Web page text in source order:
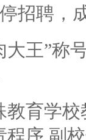
招聘，
大王”称
教育学
程序 副